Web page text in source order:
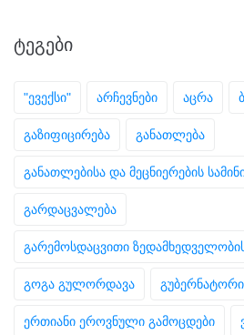
ᲢᲔᲒᲔᲑᲘ
"ევექსი" არჩევნები აცრა
გაზიფიცირება განათლება
განათლებისა და მეცნიერების
გარდაცვალება
გარემოსდაცვითი
გოგა გულორდავა გუბერნატორი
ერთიანი ეროვნული გამოცდები